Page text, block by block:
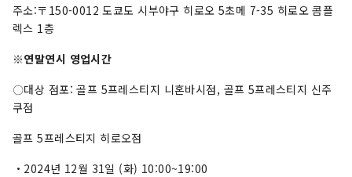
주소:〒150-0012 도쿄도 시부야구 히로오 5초메 7-35 히로오 콤플
렉스 1층
※연말연시 영업시간
〇대상 점포: 골프 5프레스티지 니혼바시점, 골프 5프레스티지 신주
쿠점
골프 5프레스티지 히로오점
・2024년 12월 31일 (화) 10:00~19:00